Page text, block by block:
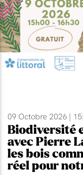
09 Octobre 2026 |
Biodiversité
avec Pierre
les bois
réel pour